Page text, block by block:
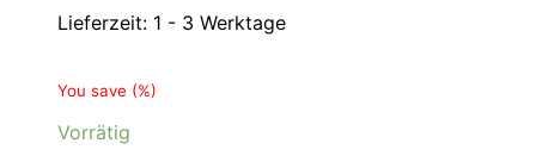
Lieferzeit: 1 - 3 Werktage
You save (%)
Vorrätig